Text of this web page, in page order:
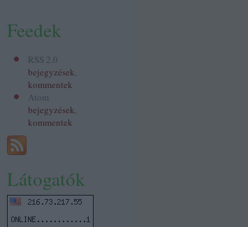
Feedek
RSS 2.0
bejegyzések,
kommentek
Atom
bejegyzések,
kommentek
Látogatók